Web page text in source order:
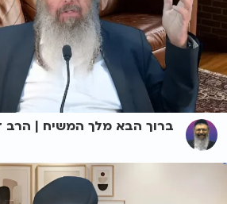
ברוך הבא מלך המשיח | הרב